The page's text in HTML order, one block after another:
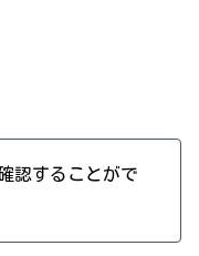
認することがで